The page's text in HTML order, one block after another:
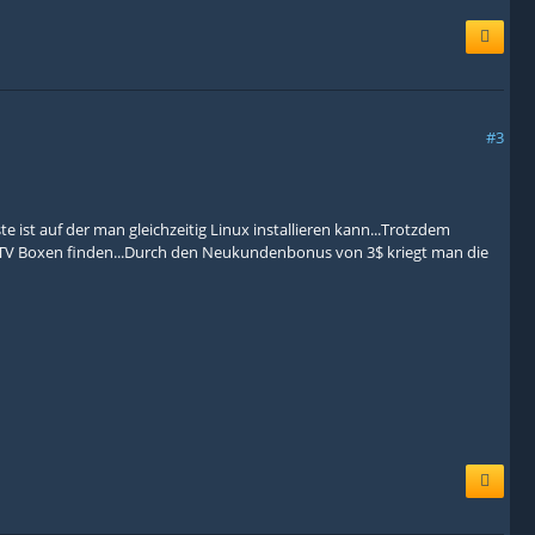
#3
ist auf der man gleichzeitig Linux installieren kann...Trotzdem
Boxen finden...Durch den Neukundenbonus von 3$ kriegt man die